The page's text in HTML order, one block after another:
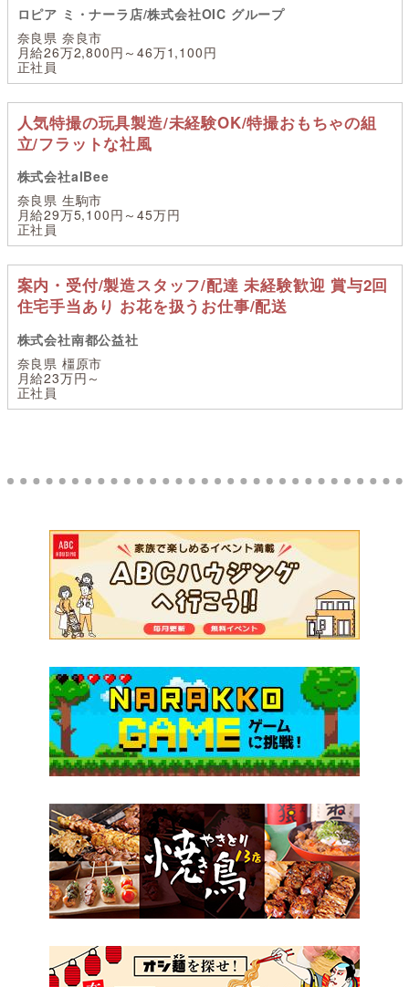
ロピア ミ・ナーラ店/株式会社OIC グループ
奈良県 奈良市
月給26万2,800円～46万1,100円
正社員
人気特撮の玩具製造/未経験OK/特撮おもちゃの組
立/フラットな社風
株式会社alBee
奈良県 生駒市
月給29万5,100円～45万円
正社員
案内・受付/製造スタッフ/配達 未経験歓迎 賞与2回
住宅手当あり お花を扱うお仕事/配送
株式会社南都公益社
奈良県 橿原市
月給23万円～
正社員